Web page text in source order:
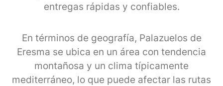
entregas rápidas y confiables.
En términos de geografía, Palazuelos de
Eresma se ubica en un área con tendencia
montañosa y un clima típicamente
mediterráneo, lo que puede afectar las rutas